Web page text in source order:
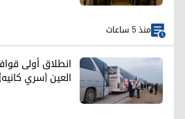
منذ 5 ساعات
انطلاق أولى
العين (سري